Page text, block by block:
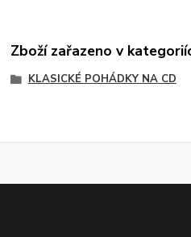
Zboží zařazeno v
KLASICKÉ POHÁDKY NA CD